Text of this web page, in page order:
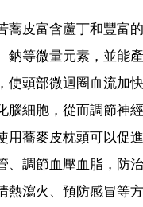
蕎皮富含蘆丁和豐富
鈉等微量元素，並能
使頭部微迴圈血流加
腦細胞，從而調節神
用蕎麥皮枕頭可以促
、調節血壓血脂，防
熱瀉火、預防感冒等